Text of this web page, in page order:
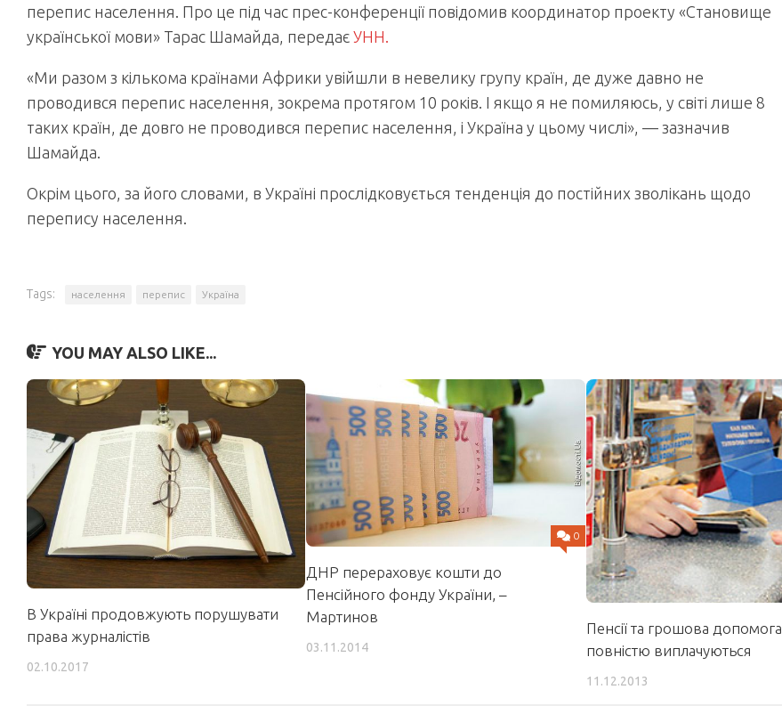
перепис населення. Про це під час прес-конференції повідомив координатор проекту «Становище
української мови» Тарас Шамайда, передає УНН.
«Ми разом з кількома країнами Африки увійшли в невелику групу країн, де дуже давно не
проводився перепис населення, зокрема протягом 10 років. І якщо я не помиляюсь, у світі лише 8
таких країн, де довго не проводився перепис населення, і Україна у цьому числі», — зазначив
Шамайда.
Окрім цього, за його словами, в Україні прослідковується тенденція до постійних зволікань щодо
перепису населення.
Tags: населення перепис Україна
YOU MAY ALSO LIKE...
В Україні продовжують порушувати
права журналістів
02.10.2017
0
ДНР перераховує кошти до
Пенсійного фонду України, –
Мартинов
03.11.2014
Пенсії та грошова допомога
повністю виплачуються
11.12.2013